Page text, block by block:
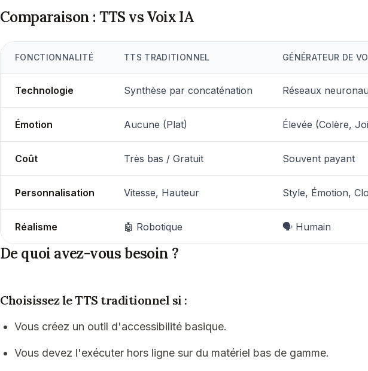
Comparaison : TTS vs Voix IA
FONCTIONNALITÉ TTS TRADITIONNEL GÉNÉRATEUR DE
Technologie Synthèse par concaténation Réseaux
Émotion Aucune (Plat) Élevée (Colère,
Coût Très bas / Gratuit Souvent payant
Personnalisation Vitesse, Hauteur Style, Émotion,
Réalisme 🤖 Robotique 🗣️ Humain
De quoi avez-vous besoin ?
Choisissez le TTS traditionnel si :
Vous créez un outil d'accessibilité basique.
Vous devez l'exécuter hors ligne sur du matériel bas de gamme.